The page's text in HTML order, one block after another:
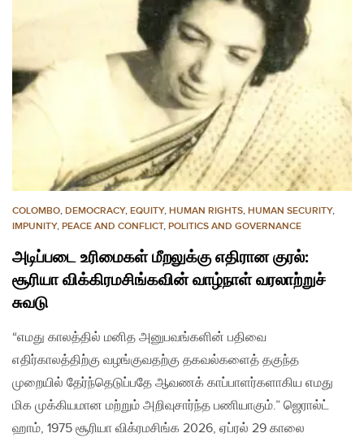
COLOMBO, DEMOCRACY, EQUITY, HUMAN RIGHTS, HUMAN SECURITY,
IMPUNITY, PEACE AND CONFLICT, POLITICS AND GOVERNANCE
அடிப்படை உரிமைகள் மீறலுக்கு எதிரான குரல்:
சூரியா விக்கிரமசிங்கவின் வாழ்நாள் வரலாற்றுச்
சுவடு
“எமது காலத்தில் மனித அனுபவங்களின் பதிவை
எதிர்காலத்திற்கு வழங்குவதற்கு தகவல்களைத் தகுந்த
முறையில் தேர்ந்தெடுப்பதே ஆவணக் காப்பாளர்களாகிய எமது
மிக முக்கியமான மற்றும் அறிவுசார்ந்த பணியாகும்.” ஜெரால்ட்
ஹாம், 1975 சூரியா விக்ரமசிங்க 2026, ஏப்ரல் 29 காலை